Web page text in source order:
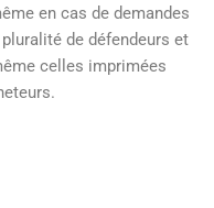
en cas de demandes
de défendeurs et
celles imprimées